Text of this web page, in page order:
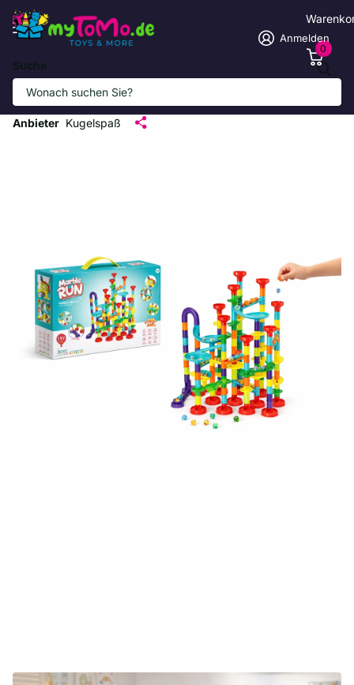
Suche
Anmelden
0
Bunter Baukasten Kugelbahn Set 197
Teile
Anbieter Kugelspaß